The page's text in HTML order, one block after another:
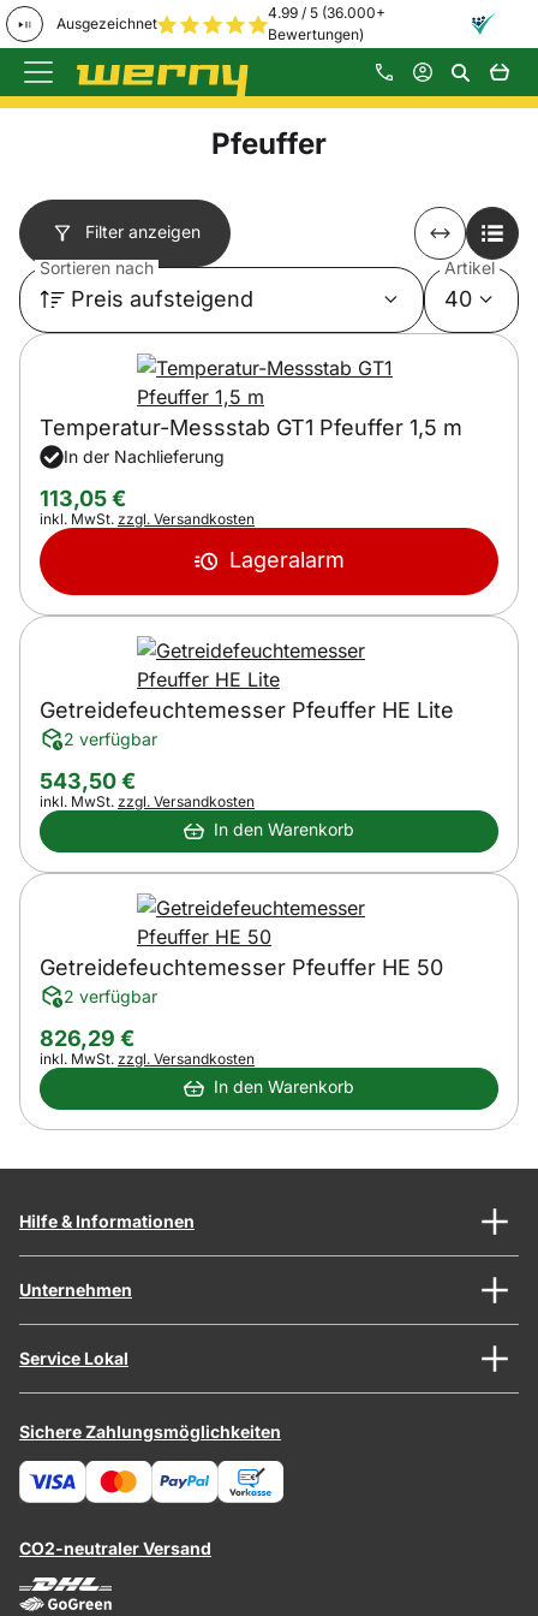
Ausgezeichnet
4.99 / 5 (36.000+
Bewertungen)
Zum Hauptinhalt springen
Pfeuffer
Filter anzeigen
Sortieren nach
Preis aufsteigend
Artikel
40
Temperatur-Messstab GT1 Pfeuffer 1,5 m
In der Nachlieferung
113,05€
Steuerhinweis:
inkl. MwSt. zzgl. Versandkosten
Lageralarm
Getreidefeuchtemesser Pfeuffer HE Lite
2 verfügbar
543,50€
Steuerhinweis:
inkl. MwSt. zzgl. Versandkosten
In den Warenkorb
Getreidefeuchtemesser Pfeuffer HE 50
2 verfügbar
826,29 €
Steuerhinweis:
inkl. MwSt. zzgl. Versandkosten
In den Warenkorb
Hilfe & Informationen
Unternehmen
Service Lokal
Sichere Zahlungsmöglichkeiten
CO2-neutraler Versand